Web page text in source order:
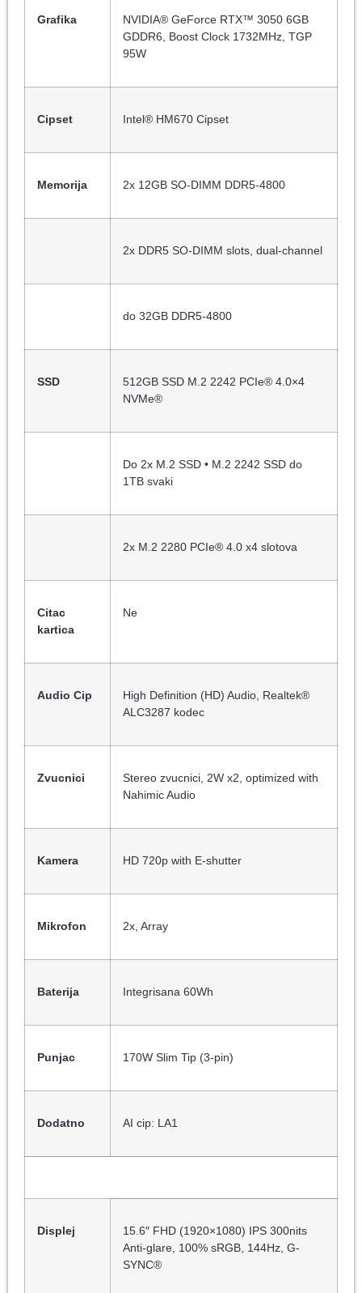
Grafika
NVIDIA® GeForce RTX™ 3050 6GB
GDDR6, Boost Clock 1732MHz, TGP
95W
Cipset Intel® HM670 Cipset
Memorija 2x 12GB SO-DIMM DDR5-4800
2x DDR5 SO-DIMM slots, dual-channel
do 32GB DDR5-4800
SSD
512GB SSD M.2 2242 PCIe® 4.0×4
NVMe®
Do 2x M.2 SSD • M.2 2242 SSD do
1TB svaki
2x M.2 2280 PCIe® 4.0 x4 slotova
Citac
kartica
Ne
Audio Cip
High Definition (HD) Audio, Realtek®
ALC3287 kodec
Zvucnici
Stereo zvucnici, 2W x2, optimized with
Nahimic Audio
Kamera HD 720p with E-shutter
Mikrofon 2x, Array
Baterija Integrisana 60Wh
Punjac 170W Slim Tip (3-pin)
Dodatno AI cip: LA1
Displej
15.6″ FHD (1920×1080) IPS 300nits
Anti-glare, 100% sRGB, 144Hz, G-
SYNC®